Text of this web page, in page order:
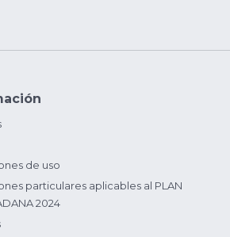
de uso
particulares aplicables al PLAN
2024